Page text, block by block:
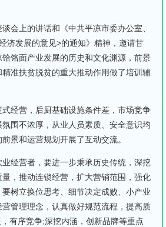
上的讲话和《中共平凉市委办公室、
济发展的意见>的通知》精神，邀请甘
饹面产业发展的历史和文化渊源，前景
准扶贫脱贫的重大推动作用做了培训辅
经营，后厨基础设施条件差，市场竞争
围不浓厚，从业人员素质、安全意识均
景和运营规划开展了互动交流。
经营者，要进一步秉承历史传统，深挖
，推动连锁经营，扩大营销范围，强化
树立换位思考、细节决定成败、小产业
管理理念，认真做好规范流程，提高质
有序竞争;深挖内涵，创新品牌等重点